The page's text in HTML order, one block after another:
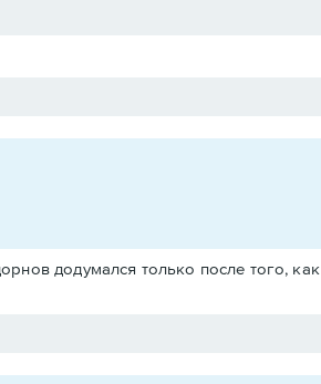
додумался только после того, как